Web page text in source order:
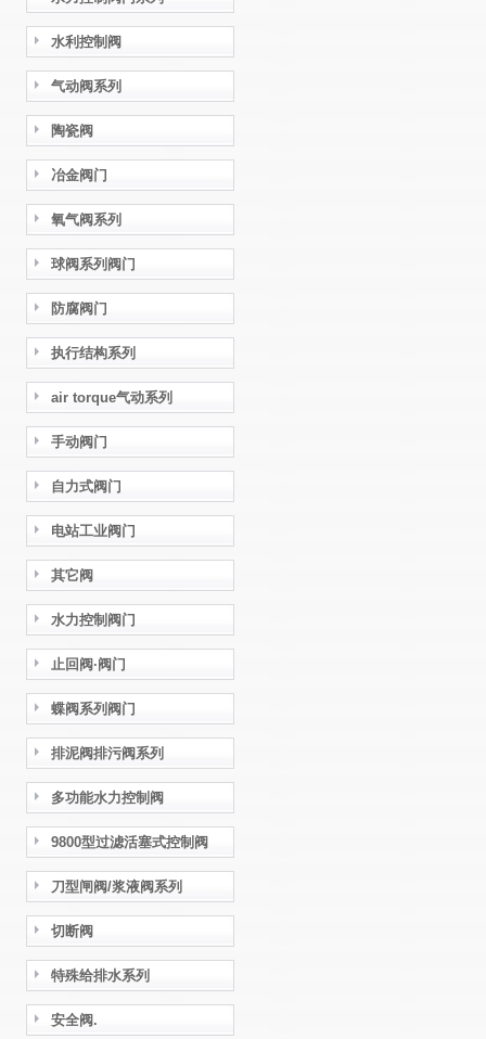
水利控制阀
气动阀系列
陶瓷阀
冶金阀门
氧气阀系列
球阀系列阀门
防腐阀门
执行结构系列
air torque气动系列
手动阀门
自力式阀门
电站工业阀门
其它阀
水力控制阀门
止回阀·阀门
蝶阀系列阀门
排泥阀排污阀系列
多功能水力控制阀
9800型过滤活塞式控制阀
刀型闸阀/浆液阀系列
切断阀
特殊给排水系列
安全阀.